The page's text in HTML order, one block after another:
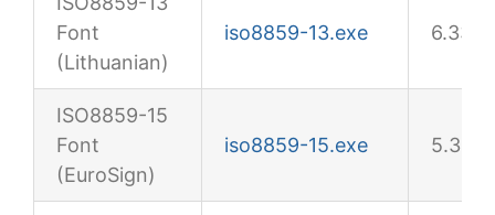
Font
(Lithuanian)
iso8859-13.exe
ISO8859-15
Font
(EuroSign)
iso8859-15.exe